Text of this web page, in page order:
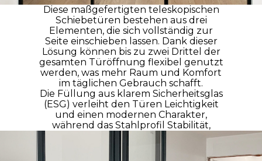
Diese maßgefertigten teleskopischen
Schiebetüren bestehen aus drei
Elementen, die sich vollständig zur
Seite einschieben lassen. Dank dieser
Lösung können bis zu zwei Drittel der
gesamten Türöffnung flexibel genutzt
werden, was mehr Raum und Komfort
im täglichen Gebrauch schafft.
Die Füllung aus klarem Sicherheitsglas
(ESG) verleiht den Türen Leichtigkeit
und einen modernen Charakter,
während das Stahlprofil Stabilität,
Festigkeit und eine lange Lebensdauer
der Konstruktion gewährleistet. Dieses